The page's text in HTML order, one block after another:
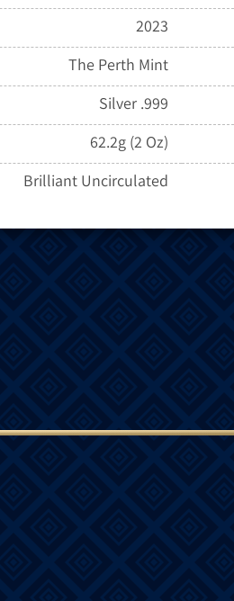
2023
The Perth Mint
Silver .999
62.2g (2 Oz)
Brilliant Uncirculated